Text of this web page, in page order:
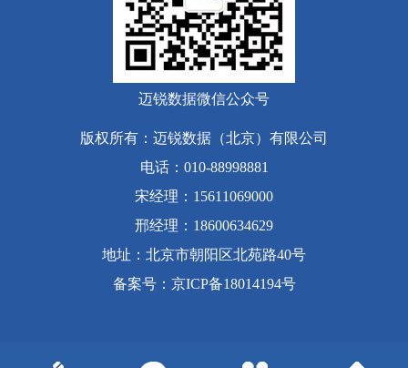
迈锐数据微信公众号
版权所有：迈锐数据（北京）有限公司
电话：010-88998881
宋经理：15611069000
邢经理：18600634629
地址：北京市朝阳区北苑路40号
备案号： 京ICP备18014194号